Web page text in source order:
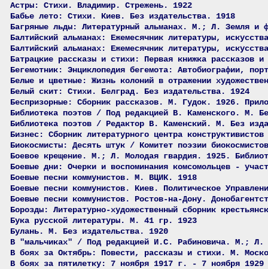
Астры: Стихи. Владимир. Стрежень. 1922
Бабье лето: Стихи. Киев. Без издательства. 1918
Багряные льды: Литературный альманах. М.; Л. Земля и
Балтийский альманах: Ежемесячник литературы,
Балтийский альманах: Ежемесячник литературы,
Батрацкие рассказы и стихи: Первая книжка
Бегемотник: Энциклопедия бегемота: Автобиографии,
Белые и цветные: Жизнь колоний в отражении
Белый скит: Стихи. Белград. Без издательства. 1924
Беспризорные: Сборник рассказов. М. Гудок. 1926.
Библиотека поэтов / Под редакцией В. Каменского. М.
Библиотека поэтов / Редактор В. Каменский. М. Без
Бизнес: Сборник литературного центра
Биокосмисты: Десять штук / Комитет поэзии
Боевое крещение. М.; Л. Молодая гвардия. 1925.
Боевые дни: Очерки и воспоминания комсомольцев -
Боевые песни коммунистов. М. ВЦИК. 1918
Боевые песни коммунистов. Киев. Политическое
Боевые песни коммунистов. Ростов-на-Дону.
Борозды: Литературно-художественный сборник
Бука русской литературы. М. 41 гр. 1923
Булань. М. Без издательства. 1920
В "мальчиках" / Под редакцией И.С. Рабиновича. М.; Л.
В боях за Октябрь: Повести, рассказы и стихи. М.
В боях за пятилетку: 7 ноября 1917 г. - 7 ноября